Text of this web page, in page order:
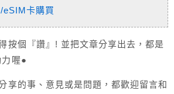
卡購買
按個『讚』! 並把文章分享出去，都是
喔●
享的事、意見或是問題，都歡迎留言和